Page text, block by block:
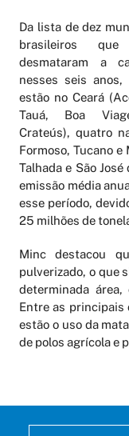
Da lista de dez
brasileiros que
desmataram a
nesses seis anos,
estão no Ceará
Tauá, Boa
Crateús), quatro
Formoso, Tucano
Talhada e São
emissão média
esse período,
25 milhões de
Minc destacou
pulverizado, o que
determinada
Entre as principais
estão o uso da
de polos agrícola e